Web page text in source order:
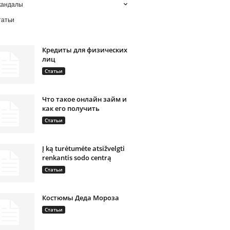
Кредиты для физических
лиц
Статьи
Что такое онлайн займ и
как его получить
Статьи
Į ką turėtumėte atsižvelgti
renkantis sodo centrą
Статьи
Костюмы Деда Мороза
Статьи